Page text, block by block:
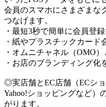
会員のスマホにさまざまな
つなげます。
・最短3秒で簡単に会員登
・紙やプラスチックカード
・オムニチャネル（OMO
・お店のブランディング化
◎実店舗とEC店舗（ECショ
Yahoo!ショッピングなど）
がります。